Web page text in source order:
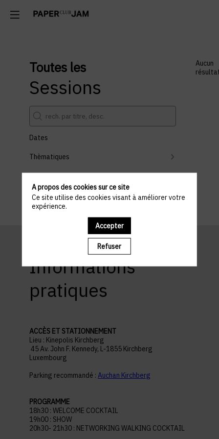
Toutes les
Sessions
Dates
Thèmatiques
Effacer tous les filtres
Aucun
Informations
pratiques
ACCÈS ET STATIONNEMENT
Lieu : Kinepolis Kirchberg
45 Av. John F. Kennedy, L-1855 Kirchberg
Luxembourg
Parking recommandé : Auchan Kirchberg
PROGRAMME
18h30 : WELCOME COCKTAIL
19h00 : SHOW
20h30- 21h30 : NETWORKING WALKING COCKTAIL
A propos des cookies sur ce site
Ce site utilise des cookies visant à améliorer votre
expérience.
Accepter
Refuser